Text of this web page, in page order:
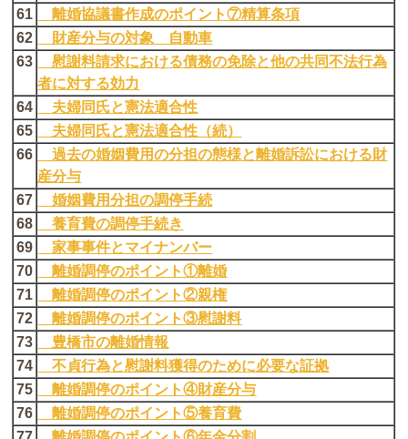
61
離婚協議書作成のポイント⑦精算条項
62
財産分与の対象 自動車
63
慰謝料請求における債務の免除と他の共同不法行為
者に対する効力
64
夫婦同氏と憲法適合性
65
夫婦同氏と憲法適合性（続）
66
過去の婚姻費用の分担の態様と離婚訴訟における財
産分与
67
婚姻費用分担の調停手続
68
養育費の調停手続き
69
家事事件とマイナンバー
70
離婚調停のポイント①離婚
71
離婚調停のポイント②親権
72
離婚調停のポイント③慰謝料
73
豊橋市の離婚情報
74
不貞行為と慰謝料獲得のために必要な証拠
75
離婚調停のポイント④財産分与
76
離婚調停のポイント⑤養育費